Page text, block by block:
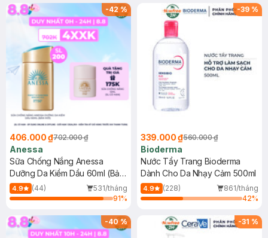
SPF 50+ 20ml (SL Có Hạn)
(SL có hạn)
-42%
406.000 ₫702.000 ₫
Anessa
Sữa Chống Nắng Anessa
Dưỡng Da Kiềm Dầu 60ml (Bản
Mới)
4.9 (44)
531/tháng
91%
-39 %
339.000 ₫560.000 ₫
Bioderma
Nước Tẩy Trang Bioderma
Dành Cho Da Nhạy Cảm 500ml
4.9 (228)
861/tháng
42%
-40% -31 %